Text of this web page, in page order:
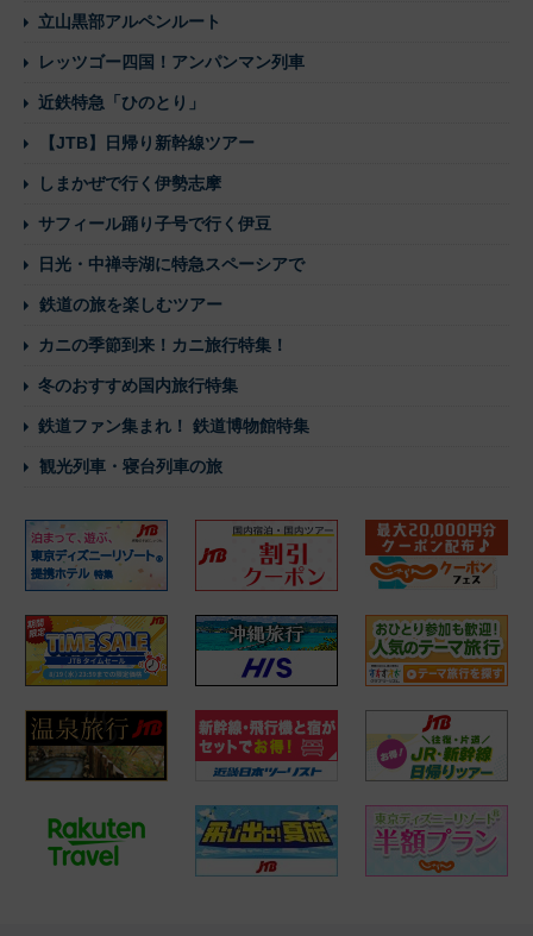
立山黒部アルペンルート
レッツゴー四国！アンパンマン列車
近鉄特急「ひのとり」
【JTB】日帰り新幹線ツアー
しまかぜで行く伊勢志摩
サフィール踊り子号で行く伊豆
日光・中禅寺湖に特急スペーシアで
鉄道の旅を楽しむツアー
カニの季節到来！カニ旅行特集！
冬のおすすめ国内旅行特集
鉄道ファン集まれ！ 鉄道博物館特集
観光列車・寝台列車の旅